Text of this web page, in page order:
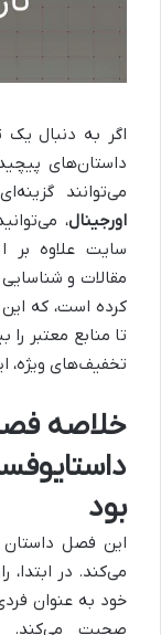
اگر به دنبال یک
داستان‌های
می‌توانند
اورجینال،
سایت علاوه بر
مقالات و شناسایی
کرده است، که
تا منابع معتبر را
تخفیف‌های ویژه،
بود
این فصل داستان
می‌کند. در ابتدا،
خود به عنوان
صحبت می‌کند.